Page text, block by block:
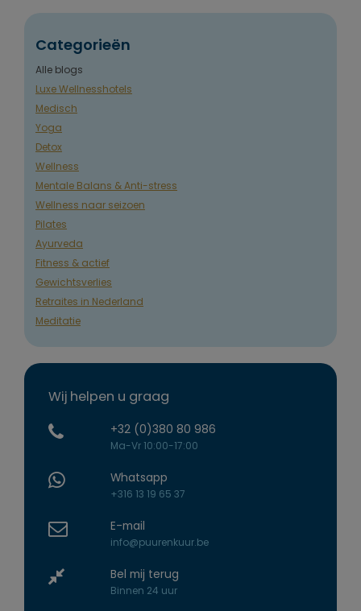
Categorieën
Alle blogs
Luxe Wellnesshotels
Medisch
Yoga
Detox
Wellness
Mentale Balans & Anti-stress
Wellness naar seizoen
Pilates
Ayurveda
Fitness & actief
Gewichtsverlies
Retraites in Nederland
Meditatie
Wij helpen u graag
+32 (0)380 80 986
Ma-Vr 10:00-17:00
Whatsapp
+316 13 19 65 37
E-mail
info@puurenkuur.be
Bel mij terug
Binnen 24 uur